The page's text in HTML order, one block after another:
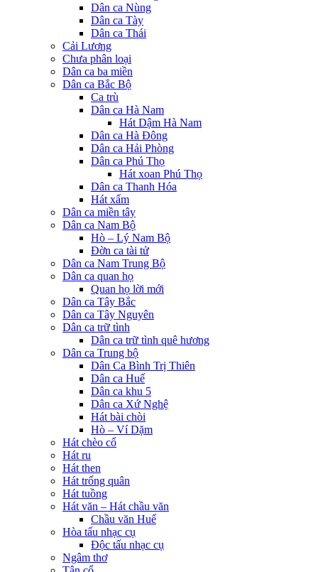
Dân ca Nùng
Dân ca Tày
Dân ca Thái
Cải Lương
Chưa phân loại
Dân ca ba miền
Dân ca Bắc Bộ
Ca trù
Dân ca Hà Nam
Hát Dậm Hà Nam
Dân ca Hà Đông
Dân ca Hải Phòng
Dân ca Phú Thọ
Hát xoan Phú Thọ
Dân ca Thanh Hóa
Hát xẩm
Dân ca miền tây
Dân ca Nam Bộ
Hò – Lý Nam Bộ
Đờn ca tài tử
Dân ca Nam Trung Bộ
Dân ca quan họ
Quan họ lời mới
Dân ca Tây Bắc
Dân ca Tây Nguyên
Dân ca trữ tình
Dân ca trữ tình quê hương
Dân ca Trung bộ
Dân Ca Bình Trị Thiên
Dân ca Huế
Dân ca khu 5
Dân ca Xứ Nghệ
Hát bài chòi
Hò – Ví Dặm
Hát chèo cổ
Hát ru
Hát then
Hát trống quân
Hát tuồng
Hát văn – Hát chầu văn
Chầu văn Huế
Hòa tấu nhạc cụ
Độc tấu nhạc cụ
Ngâm thơ